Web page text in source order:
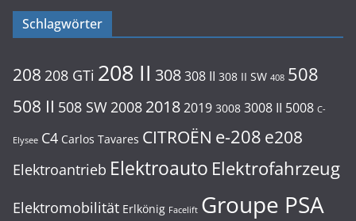
Schlagwörter
208 208 GTi 208 II 308308 II 308 II SW 408 508
508 II 508 SW 2008 20182019 3008 3008 II 5008 C-
Elysee C4 Carlos Tavares CITROËN e-208 e208
Elektroantrieb Elektroauto Elektrofahrzeug
Elektromobilität Erlkönig Facelift Groupe PSA